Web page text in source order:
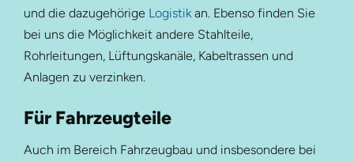
und die dazugehörige Logistikan. Ebenso finden Sie
bei uns die Möglichkeit andere Stahlteile,
Rohrleitungen, Lüftungskanäle, Kabeltrassen und
Anlagen zu verzinken.
Für Fahrzeugteile
Auch im Bereich Fahrzeugbau und insbesondere bei